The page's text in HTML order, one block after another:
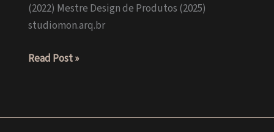
(2022) Mestre Design de Produtos (2025)
studiomon.arq.br
Casa
Read Post »